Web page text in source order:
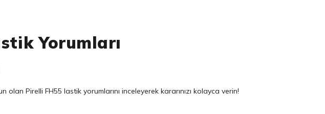
Yorumları
olanPirelli FH55 lastik yorumlarını inceleyerek kararınızı kolayca verin!